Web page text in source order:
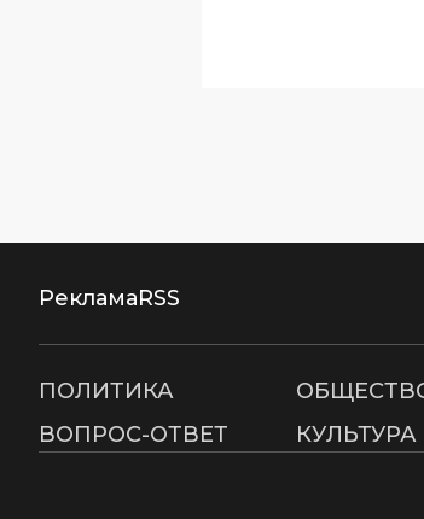
РекламаRSS
ПОЛИТИКА
ВОПРОС-ОТВЕТ
КУЛЬТУРА